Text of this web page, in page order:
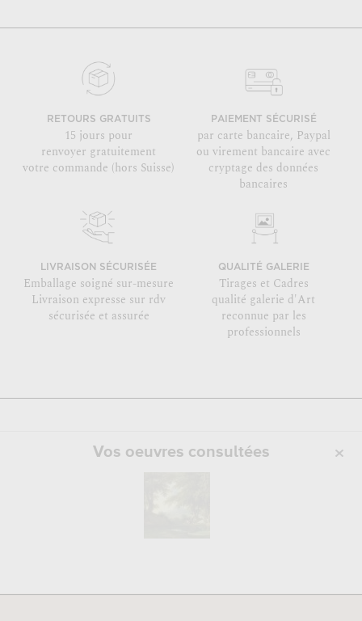
RETOURS GRATUITS
15 jours pour
renvoyer gratuitement
votre commande (hors Suisse)
PAIEMENT SÉCURISÉ
par carte bancaire, Paypal
ou virement bancaire avec
cryptage des données
bancaires
LIVRAISON SÉCURISÉE
Emballage soigné sur-mesure
Livraison expresse sur rdv
sécurisée et assurée
QUALITÉ GALERIE
Tirages et Cadres
qualité galerie d'Art
reconnue par les
professionnels
Vos oeuvres consultées